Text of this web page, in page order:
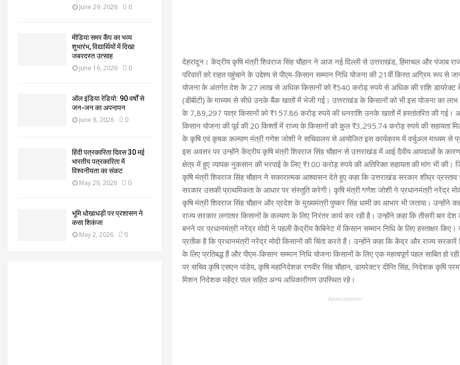
देहरादून। केंद्रीय कृषि मंत्री शिवराज सिंह चौहान ने आज नई दिल्ली से उत्तराखंड, हिमाचल और पंजाब
परिवारों को राहत पहुंचाने के उद्देश्य से पीएम-किसान सम्मान निधि योजना की 21वीं किस्त अग्रिम रूप से
योजना के अंतर्गत देश के 27 लाख से अधिक किसानों को ₹540 करोड़ रुपये से अधिक की राशि डायरेक्ट
(डीबीटी) के माध्यम से सीधे उनके बैंक खातों में भेजी गई। उत्तराखंड के किसानों को भी इस योजना का
के 7,89,297 पात्र किसानों को ₹157.86 करोड़ रुपये की धनराशि उनके खातों में हस्तांतरित की गई।
किसान योजना की पूर्व की 20 किश्तों में राज्य के किसानों को कुल ₹3,295.74 करोड़ रुपये की सहायता
के कृषि एवं कृषक कल्याण मंत्री गणेश जोशी ने सचिवालय से आयोजित इस कार्यक्रम में वर्चुअल माध्यम से
इस अवसर पर उन्होंने केंद्रीय कृषि मंत्री शिवराज सिंह चौहान से उत्तराखंड में आई दैवीय आपदाओं के कारण
क्षेत्र में हुए व्यापक नुकसान की भरपाई के लिए ₹100 करोड़ रुपये की अतिरिक्त सहायता की मांग भी की।
कृषि मंत्री शिवराज सिंह चौहान ने सकारात्मक आश्वासन देते हुए कहा कि उत्तराखंड सरकार शीघ्र
सरकार उसकी प्राथमिकता के आधार पर संस्तुति करेगी। कृषि मंत्री गणेश जोशी ने प्रधानमंत्री नरेंद्र
कृषि मंत्री शिवराज सिंह चौहान और प्रदेश के मुख्यमंत्री पुष्कर सिंह धामी का आभार भी जताया। उन्होंने
राज्य सरकार लगातार किसानों के कल्याण के लिए निरंतर कार्य कर रही है। उन्होंने कहा कि तीसरी बार देश
बनने पर प्रधानमंत्री नरेंद्र मोदी ने पहली केंद्रीय कैबिनेट में किसान सम्मान निधि के लिए हस्ताक्षर किए।
प्रतीक है कि प्रधानमंत्री नरेंद्र मोदी किसानों की चिंता करते हैं। उन्होंने कहा कि केंद्र और राज्य सरकारें
के लिए प्रतिबद्ध हैं और पीएम-किसान सम्मान निधि योजना किसानों के लिए एक महत्वपूर्ण पहल साबित हो
पर सचिव कृषि एसएन पांडेय, कृषि महानिदेशक रणवीर सिंह चौहान, डायरेक्टर दीप्ति सिंह, निदेशक कृषि
मिशन निदेशक महेंद्र पाल सहित अन्य अधिकारीगण उपस्थित रहे।
Advertisement
June 29, 2026 0
मीडिया समर कैंप का भव्य
शुभारंभ, विद्यार्थियों में दिखा
जबरदस्त उत्साह
June 16, 2026 0
ऑल इंडिया रेडियो: 90 वर्षों से
जन-जन का अपनापन
June 8, 2026 0
हिंदी पत्रकारिता दिवस 30 मई
भारतीय पत्रकारिता में
विश्वनीयता का संकट
May 29, 2026 0
भूमि धोखाधड़ी पर प्रशासन ने
कसा शिकंजा
May 2, 2026 0